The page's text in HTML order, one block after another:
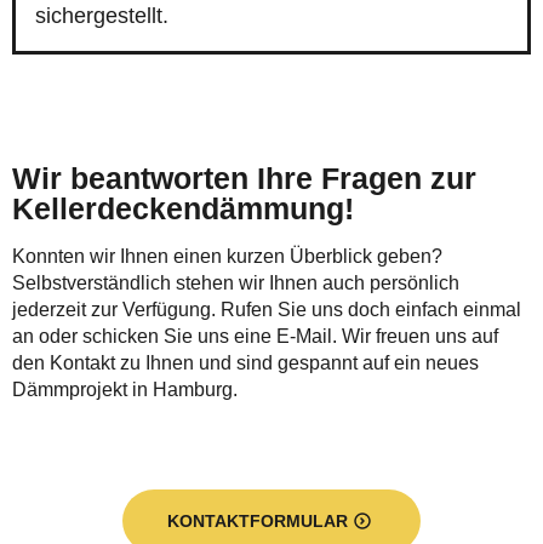
sichergestellt.
Wir beantworten Ihre Fragen zur
Kellerdeckendämmung!
Konnten wir Ihnen einen kurzen Überblick geben?
Selbstverständlich stehen wir Ihnen auch persönlich
jederzeit zur Verfügung. Rufen Sie uns doch einfach einmal
an oder schicken Sie uns eine E-Mail. Wir freuen uns auf
den Kontakt zu Ihnen und sind gespannt auf ein neues
Dämmprojekt in Hamburg.
KONTAKTFORMULAR